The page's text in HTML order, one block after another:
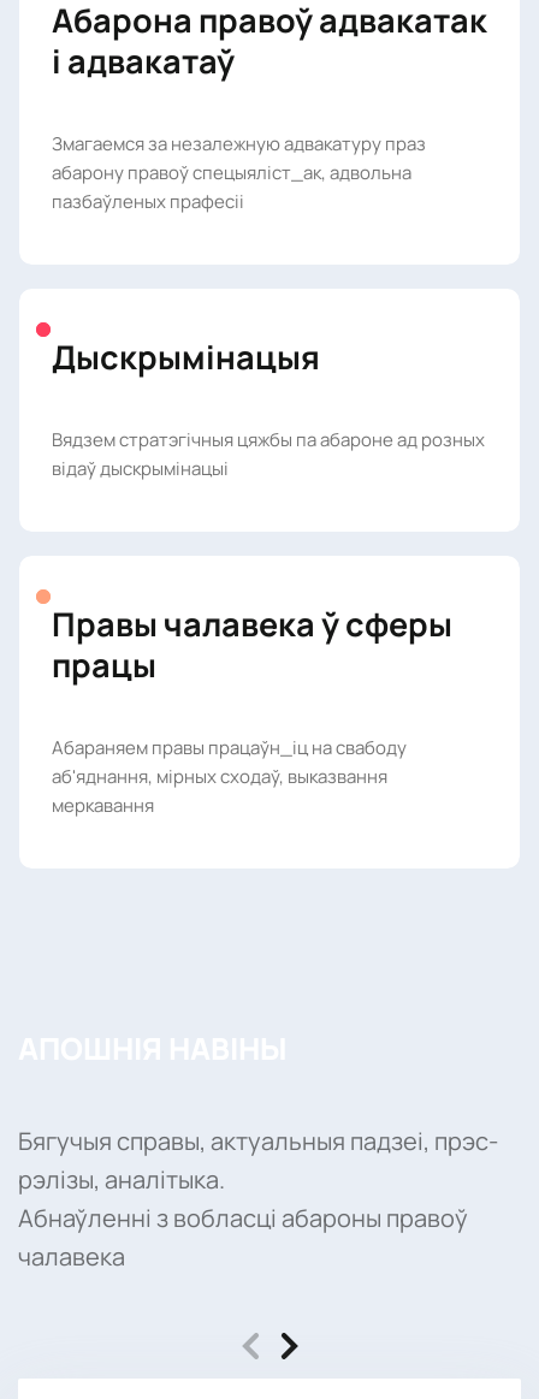
Абарона правоў адвакатак
і адвакатаў
Змагаемся за незалежную адвакатуру праз
абарону правоў спецыяліст_ак, адвольна
пазбаўленых прафесіі
Дыскрымінацыя
Вядзем стратэгічныя цяжбы па абароне ад розных
відаў дыскрымінацыі
Правы чалавека ў сферы
працы
Абараняем правы працаўн_іц на свабоду
аб'яднання, мірных сходаў, выказвання
меркавання
Бягучыя справы, актуальныя падзеі, прэс-
рэлізы, аналітыка.
Абнаўленні з вобласці абароны правоў
чалавека